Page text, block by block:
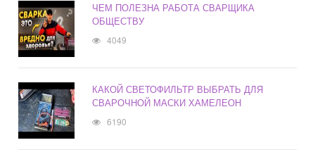
ЧЕМ ПОЛЕЗНА РАБОТА СВАРЩИКА
ОБЩЕСТВУ
4049
КАКОЙ СВЕТОФИЛЬТР ВЫБРАТЬ ДЛЯ
СВАРОЧНОЙ МАСКИ ХАМЕЛЕОН
6190